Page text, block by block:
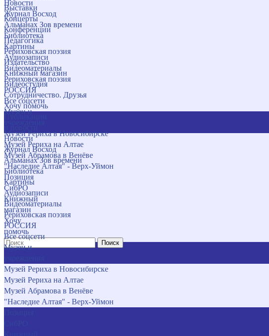
Новости
Журнал Восход
Альманах Зов времени
Библиотека
Картины
Аудиозаписи
Видеоматериалы
Рериховская поэзия
РОССИЯ
Все соцсети
Музеи и
Музей Рериха в Новосибирске
Музей Рериха на Алтае
Музей Абрамова в Венёве
"Наследие Алтая" - Верх-Уймон
Позиция
СибРО
Книжный
магазин
Хочу
помочь
Поиск
Выставки
Концерты
Конференции
Педагогика
Рериховская поэзия
Издательство
Книжный магазин
Видеостудия
Сотрудничество. Друзья
Хочу помочь
Новости
Журнал Восход
Альманах Зов времени
Библиотека
Картины
Аудиозаписи
Видеоматериалы
Рериховская поэзия
РОССИЯ
Все соцсети
Музеи и
Музей Рериха в Новосибирске
Музей Рериха на Алтае
Музей Абрамова в Венёве
"Наследие Алтая" - Верх-Уймон